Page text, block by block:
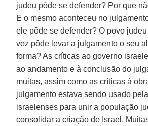
judeu pôde se defender? Por que
E o mesmo aconteceu no
ele pôde se defender? O povo
vez pôde levar a julgamento o seu
forma? As críticas ao governo
ao andamento e à conclusão do
muitas, assim como as críticas à
julgamento estava sendo usado
israelenses para unir a população
consolidar a criação de Israel.